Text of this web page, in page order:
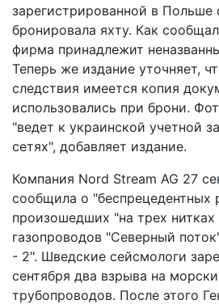
зарегистрированной в Польше
бронировала яхту. Как
фирма принадлежит
Теперь же издание уточняет,
следствия имеется копия
использовались при брони.
"ведет к украинской учетной
сетях", добавляет издание.
Компания Nord Stream AG 27
сообщила о "беспрецедентных
произошедших "на трех
газопроводов "Северный
- 2". Шведские сейсмологи
сентября два взрыва на
трубопроводов. После этого